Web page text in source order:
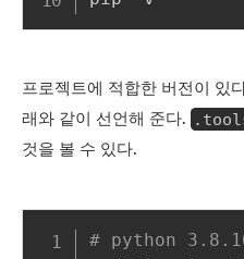
프로젝트에 적합한 버전이 있
래와 같이 선언해 준다.
것을 볼 수 있다.
# python 3.8.16